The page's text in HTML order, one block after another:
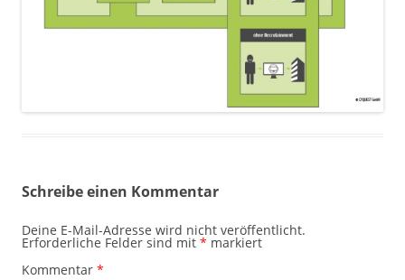
Schreibe einen Kommentar
Deine E-Mail-Adresse wird nicht veröffentlicht.
Erforderliche Felder sind mit * markiert
Kommentar *